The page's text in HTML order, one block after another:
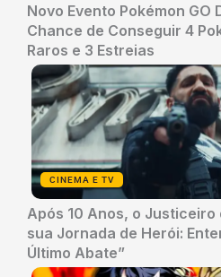
Novo Evento Pokémon GO
Chance de Conseguir 4
Raros e 3 Estreias
CINEMA E TV
Após 10 Anos, o Justiceiro
sua Jornada de Herói:
Último Abate”